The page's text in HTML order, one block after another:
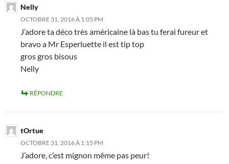
Nelly
OCTOBRE 31, 2016 À 1:05 PM
J’adore ta déco très américaine là bas tu ferai fureur et
bravo a Mr Esperluette il est tip top
gros gros bisous
Nelly
RÉPONDRE
tOrtue
OCTOBRE 31, 2016 À 1:15 PM
J’adore, c’est mignon même pas peur!